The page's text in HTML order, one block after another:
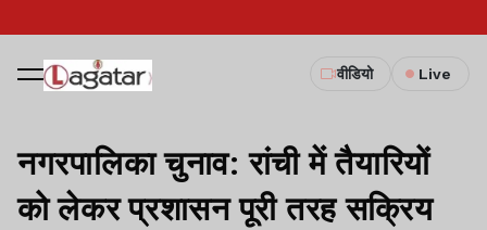
वीडियो Live
नगरपालिका चुनाव: रांची में तैयारियों
को लेकर प्रशासन पूरी तरह सक्रिय